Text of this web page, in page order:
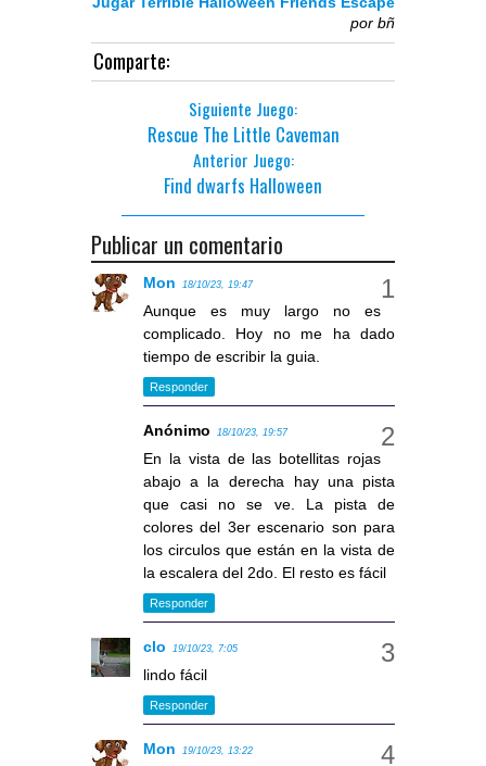
por bñ
Comparte:
Siguiente Juego:
Rescue The Little Caveman
Anterior Juego:
Find dwarfs Halloween
Publicar un comentario
Mon 18/10/23, 19:47
Aunque es muy largo no es
complicado. Hoy no me ha dado
tiempo de escribir la guia.
Responder
Anónimo 18/10/23, 19:57
En la vista de las botellitas rojas
abajo a la derecha hay una pista
que casi no se ve. La pista de
colores del 3er escenario son para
los circulos que están en la vista de
la escalera del 2do. El resto es fácil
Responder
clo 19/10/23, 7:05
lindo fácil
Responder
Mon 19/10/23, 13:22